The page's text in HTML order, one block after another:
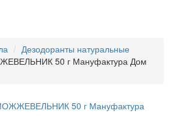
Дезодоранты натуральные
50 г Мануфактура Дом